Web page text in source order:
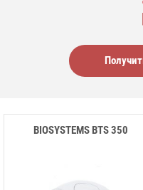
BIOSYSTEMS BTS 350